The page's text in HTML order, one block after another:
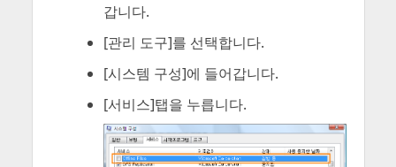
갑니다.
[관리 도구]를 선택합니다.
[시스템 구성]에 들어갑니다.
[서비스]탭을 누릅니다.